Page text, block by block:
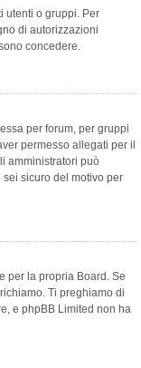
utenti o gruppi. Per
di autorizzazioni
concedere.
per forum, per gruppi
permesso allegati per il
amministratori può
sicuro del motivo per
per la propria Board. Se
Ti preghiamo di
e phpBB Limited non ha